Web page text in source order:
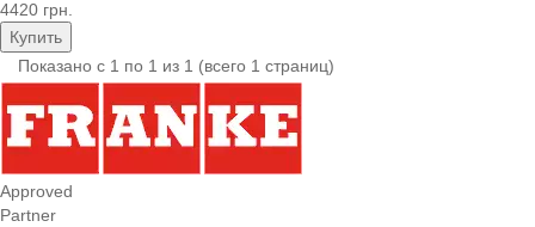
4420 грн.
Купить
Показано с 1 по 1 из 1 (всего 1 страниц)
Approved
Partner